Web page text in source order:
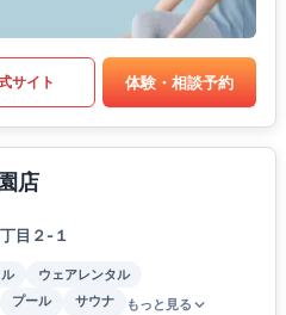
サイト 体験・相談予約
店
目２-１
ウェアレンタル
プール サウナ もっと見る